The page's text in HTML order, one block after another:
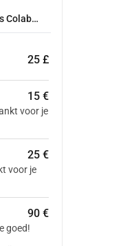
Colaboradores
25 £
15 €
voor je
25 €
voor je
90 €
goed!